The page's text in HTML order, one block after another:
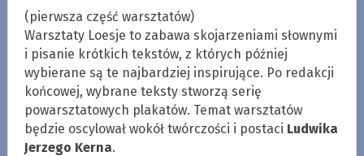
(pierwsza część warsztatów)
Warsztaty Loesje to zabawa skojarzeniami słownymi
i pisanie krótkich tekstów, z których później
wybierane są te najbardziej inspirujące. Po redakcji
końcowej, wybrane teksty stworzą serię
powarsztatowych plakatów. Temat warsztatów
będzie oscylował wokół twórczości i postaci Ludwika
Jerzego Kerna.